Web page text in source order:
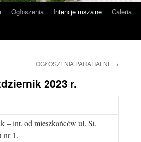
Ogłoszenia Intencje mszalne Galeria
OGŁOSZENIA PARAFIALNE →
2023 r.
– int. od mieszkańców ul. St.
nr 1.